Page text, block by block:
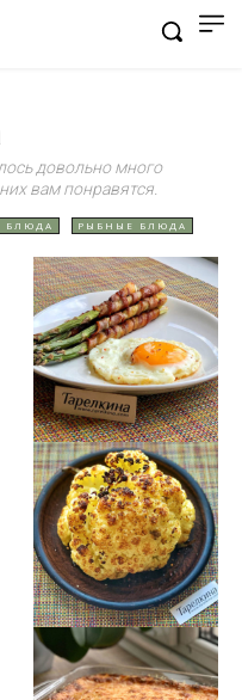
довольно много
вам понравятся.
БЛЮДА РЫБНЫЕ БЛЮДА